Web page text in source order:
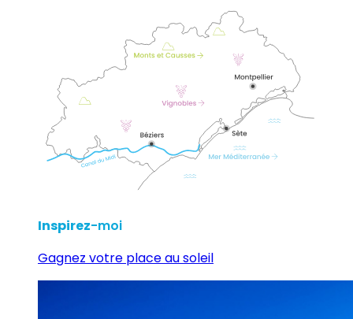
Inspirez-moi
Gagnez votre place au soleil